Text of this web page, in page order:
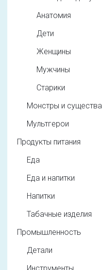
Анатомия
Дети
Женщины
Мужчины
Старики
Монстры и существа
Мультгерои
Продукты питания
Еда
Еда и напитки
Напитки
Табачные изделия
Промышленность
Детали
Инструменты